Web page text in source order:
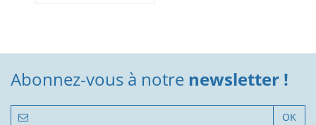
Abonnez-vous à notre newsletter !
OK